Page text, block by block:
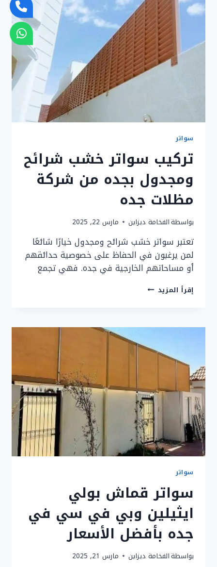
وبأفضل
الأسعار
سواتر
تركيب سواتر خشب شرائح
ومجدول بجده من شركة
مظلات جده
بواسطةالفخامة ديزاين مارس 22, 2025
تعتبر سواتر خشب شرائح ومجدول خيارًا شائعًا
لمن يرغبون في الحفاظ على خصوصية حدائقهم
أو مساحاتهم الخارجية في جده. فهي تجمع
إقرأ المزيد تركيب
ومجدول
من
سواتر
سواتر قماش بولي
ايثيلين وبي في سي في
جده بأفضل الأسعار
بواسطةالفخامة ديزاين مارس 21, 2025